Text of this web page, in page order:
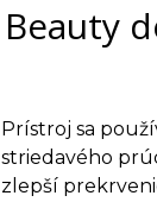
Beauty
Prístroj sa
striedavého
zlepší